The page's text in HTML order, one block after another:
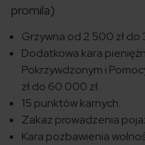
promila)
Grzywna od 2 500 zł do
Dodatkowa kara
Pokrzywdzonym i
zł do 60 000 zł.
15 punktów karnych.
Zakaz prowadzenia
Kara pozbawienia